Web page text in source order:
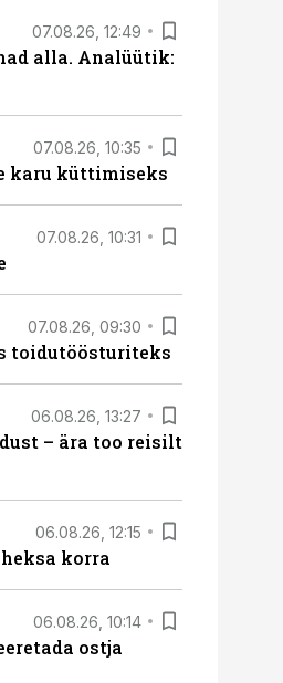
07.08.26, 12:49
alla. Analüütik:
07.08.26, 10:35
karu küttimiseks
07.08.26, 10:31
07.08.26, 09:30
toidutöösturiteks
06.08.26, 13:27
– ära too reisilt
06.08.26, 12:15
korra
06.08.26, 10:14
ostja